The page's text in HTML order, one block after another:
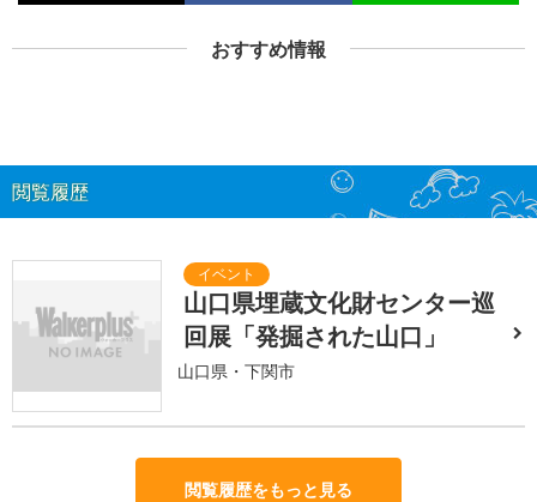
おすすめ情報
閲覧履歴
山口県埋蔵文化財センター巡
回展「発掘された山口」
山口県・下関市
閲覧履歴をもっと見る